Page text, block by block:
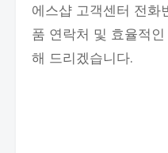
에스샵 고객센터 전화
품 연락처 및 효율적
해 드리겠습니다.